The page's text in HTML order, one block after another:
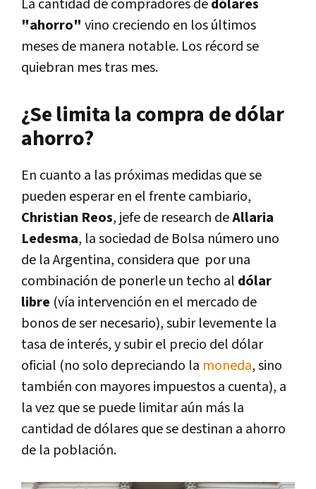
La cantidad de compradores dedólares
"ahorro" vino creciendo en los últimos
meses de manera notable. Los récord se
quiebran mes tras mes.
¿Se limita la compra de dólar
ahorro?
En cuanto a las próximas medidas que se
pueden esperar en el frente cambiario,
Christian Reos, jefe de research deAllaria
Ledesma, la sociedad de Bolsa número uno
de la Argentina, considera que por una
combinación de ponerle un techo al dólar
libre (vía intervención en el mercado de
bonos de ser necesario), subir levemente la
tasa de interés, y subir el precio del dólar
oficial (no solo depreciando la moneda, sino
también con mayores impuestos a cuenta), a
la vez que se puede limitar aún más la
cantidad de dólares que se destinan a ahorro
de la población.